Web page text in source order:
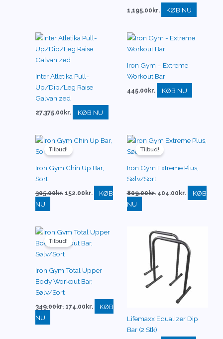
1,195.00kr. KØB NU
Inter Atletika Pull-
Up/Dip/Leg Raise
Galvanized
27,375.00 kr. KØB NU
Iron Gym – Extreme
Workout Bar
445.00 kr. KØB NU
Tilbud!
Iron Gym Chin Up Bar,
Sort
305.00kr.
Den
oprindelige
pris
305.00kr..
152.00 kr.
Den
aktuelle
152.00kr..
KØB
NU
Tilbud!
Iron Gym Extreme Plus,
Sølv/Sort
809.00kr.
Den
oprindelige
pris
809.00kr..
404.00 kr.
Den
aktuelle
404.00kr..
KØB
NU
Tilbud!
Iron Gym Total Upper
Body Workout Bar,
Sølv/Sort
349.00kr.
Den
oprindelige
pris
174.00 kr.
Den
aktuelle
KØB
NU
Lifemaxx Equalizer Dip
Bar (2 Stk)